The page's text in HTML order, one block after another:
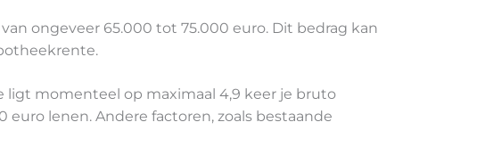
ongeveer 65.000 tot 75.000 euro. Dit bedrag kan
ligt momenteel op maximaal 4,9 keer je bruto
lenen. Andere factoren, zoals bestaande